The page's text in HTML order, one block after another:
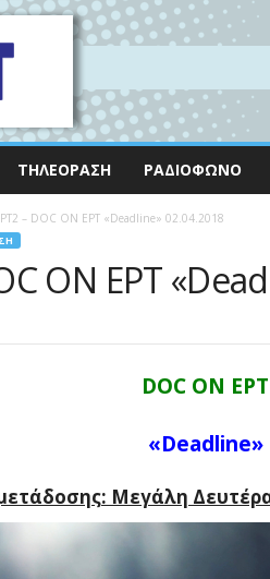
ΤΗΛΕΌΡΑΣΗ ΡΑΔΙΌΦΩΝΟ
– DOC ON ΕΡΤ «Deadline» 02.04.2018
ON ΕΡΤ
DOC ON ΕΡΤ
«Deadline»
Μεγάλη